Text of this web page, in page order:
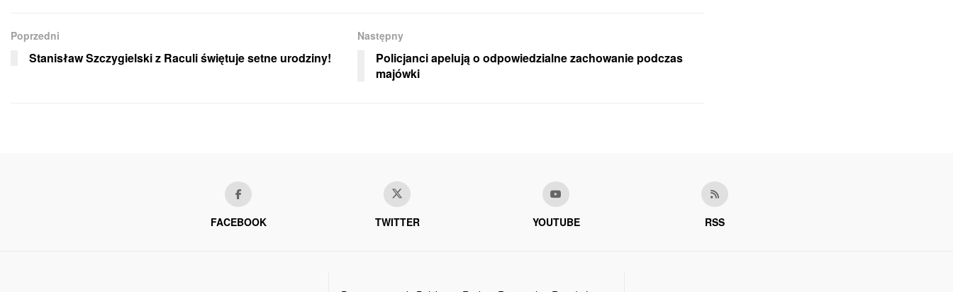
Poprzedni
Stanisław Szczygielski z Raculi świętuje setne urodziny!
Następny
Policjanci apelują o odpowiedzialne zachowanie podczas
majówki
FACEBOOK TWITTER YOUTUBE RSS